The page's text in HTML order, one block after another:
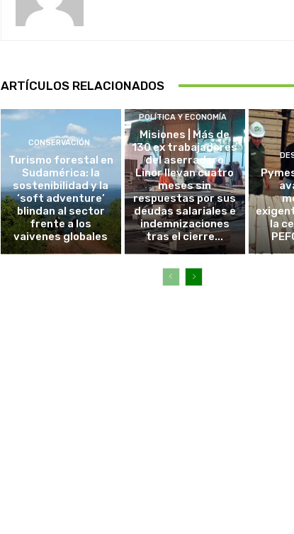
ARTÍCULOS RELACIONADOS
CONSERVACIÓN
Turismo forestal en
Sudamérica: la
sostenibilidad y la
‘soft adventure’
blindan al sector
frente a los
vaivenes globales
POLÍTICA Y ECONOMÍA
Misiones | Más de
130 ex trabajadores
del aserradero
Linor llevan cuatro
meses sin
respuestas por sus
deudas salariales e
indemnizaciones
tras el cierre...
la